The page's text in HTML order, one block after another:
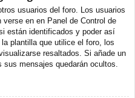
usuarios del foro. Los usuarios
en en Panel de Control de
están identificados y poder así
plantilla que utilice el foro, los
resaltados. Si añade un
mensajes quedarán ocultos.